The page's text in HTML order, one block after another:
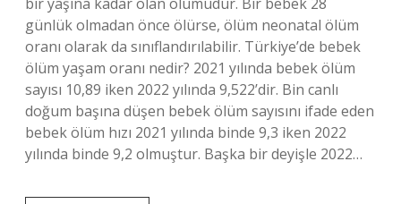
günlük olmadan önce ölürse, ölüm neonatal ölüm
oranı olarak da sınıflandırılabilir. Türkiye’de bebek
ölüm yaşam oranı nedir? 2021 yılında bebek ölüm
sayısı 10,89 iken 2022 yılında 9,522’dir. Bin canlı
doğum başına düşen bebek ölüm sayısını ifade eden
bebek ölüm hızı 2021 yılında binde 9,3 iken 2022
yılında binde 9,2 olmuştur. Başka bir deyişle 2022…